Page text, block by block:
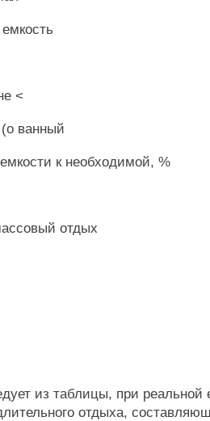
<
ванный
к необходимой, %
отдых
из таблицы, при реальной
отдыха,